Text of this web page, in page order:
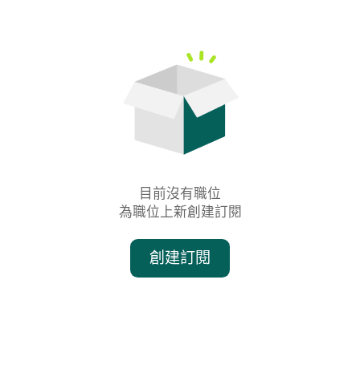
目前沒有職位
為職位上新創建訂閱
創建訂閱